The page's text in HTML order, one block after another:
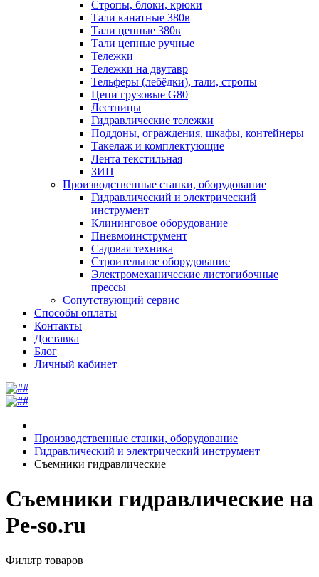
Стропы, блоки, крюки
Тали канатные 380в
Тали цепные 380в
Тали цепные ручные
Тележки
Тележки на двутавр
Тельферы (лебёдки), тали, стропы
Цепи грузовые G80
Лестницы
Гидравлические тележки
Поддоны, ограждения, шкафы, контейнеры
Такелаж и комплектующие
Лента текстильная
ЗИП
Производственные станки, оборудование
Гидравлический и электрический
инструмент
Клининговое оборудование
Пневмоинструмент
Садовая техника
Строительное оборудование
Электромеханические листогибочные
прессы
Сопутствующий сервис
Способы оплаты
Контакты
Доставка
Блог
Личный кабинет
Производственные станки, оборудование
Гидравлический и электрический инструмент
Съемники гидравлические
Съемники гидравлические на
Pe-so.ru
Фильтр товаров